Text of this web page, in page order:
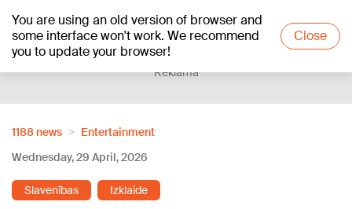
You are using an old version of browser and
some interface won't work. We recommend
you to update your browser!
Close
+13°C
Reklāma
1188 news
Entertainment
Wednesday, 29 April, 2026
Slavenības Izklaide